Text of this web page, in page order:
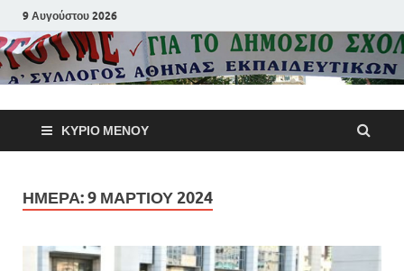
9 Αυγούστου 2026
Α΄
Αθηνών
Π.Ε.
ΚΎΡΙΟ ΜΕΝΟΎ
ΗΜΈΡΑ:9 ΜΑΡΤΊΟΥ 2024